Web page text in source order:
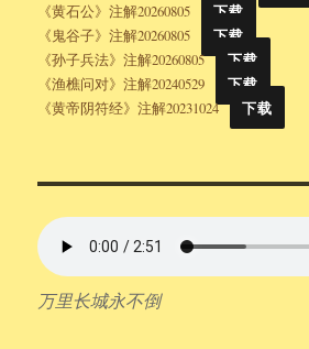
《黄石公》注解20260805
下载
《鬼谷子》注解20260805
下载
《孙子兵法》注解20260805
下载
《渔樵问对》注解20240529
下载
《黄帝阴符经》注解20231024
下载
万里长城永不倒